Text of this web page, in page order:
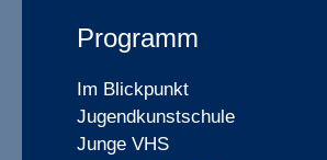
Programm
Im Blickpunkt
Jugendkunstschule
Junge VHS